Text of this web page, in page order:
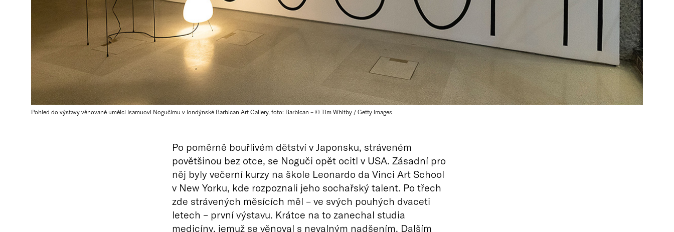
Pohled do výstavy věnované umělci Isamuovi Nogučimu v londýnské Barbican Art Gallery, foto: Barbican – © Tim Whitby / Getty Images
Po poměrně bouřlivém dětství v Japonsku, stráveném
povětšinou bez otce, se Noguči opět ocitl v USA. Zásadní pro
něj byly večerní kurzy na škole Leonardo da Vinci Art School
v New Yorku, kde rozpoznali jeho sochařský talent. Po třech
zde strávených měsících měl – ve svých pouhých dvaceti
letech – první výstavu. Krátce na to zanechal studia
medicíny, jemuž se věnoval s nevalným nadšením. Dalším